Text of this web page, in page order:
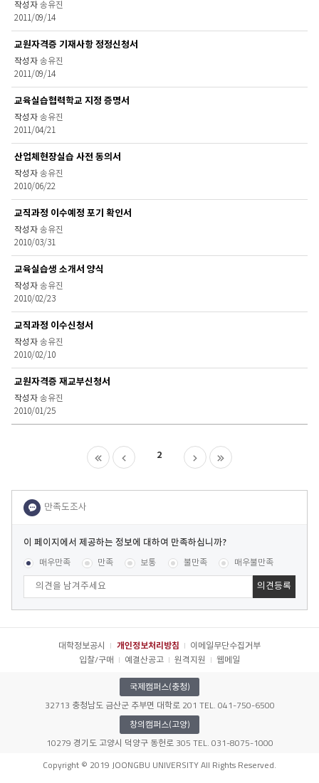
양
식
다
운
로
드
목
록
송유진
2011/09/14
교원자격증 기재사항 정정신청서
송유진
2011/09/14
교육실습협력학교 지정 증명서
송유진
2011/04/21
산업체현장실습 사전 동의서
송유진
2010/06/22
교직과정 이수예정 포기 확인서
송유진
2010/03/31
교육실습생 소개서 양식
송유진
2010/02/23
교직과정 이수신청서
송유진
2010/02/10
교원자격증 재교부신청서
송유진
2010/01/25
2
이
페
이
에
서
콘텐츠 만족도 조사 [평균 .12 점 / 40 명 참여]
매우만족 만족 보통 불만족 매우불만족
대학정보공시 개인정보처리방침
이메일무단수집거부
입찰/구매
예결산공고 원격지원 웹메일
국제캠퍼스(충청)
32713 충청남도 금산군 추부면 대학로 201 TEL. 041-750-6500
창의캠퍼스(고양)
10279 경기도 고양시 덕양구 동헌로 305 TEL. 031-8075-1000
Copyright © 2019 JOONGBU UNIVERSITY All Rights Reserved.